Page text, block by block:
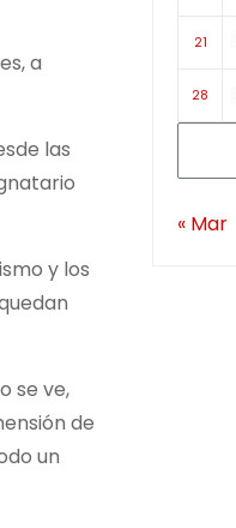
a
las
y los
se ve,
de
un
21
28
« Mar